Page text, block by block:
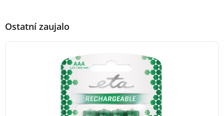
Ostatní zaujalo